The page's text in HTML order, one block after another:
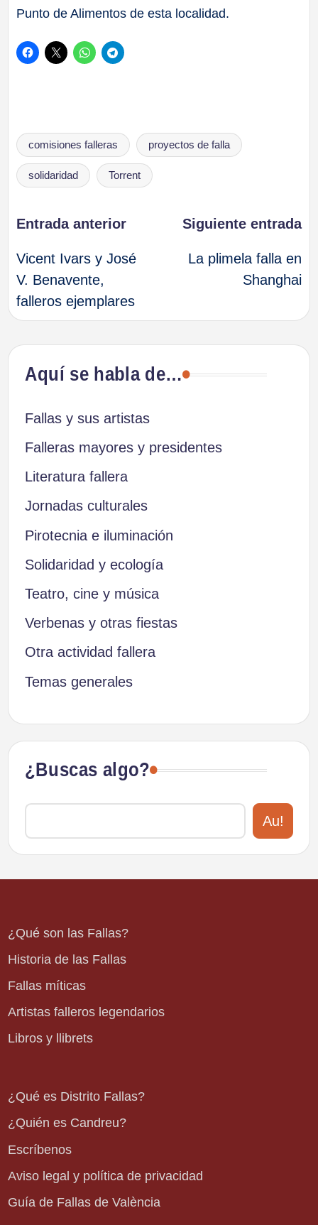
Punto de Alimentos de esta localidad.
Etiquetas:
comisiones falleras proyectos de falla
solidaridad Torrent
Navegación
de
entradas
Entrada anterior
Vicent Ivars y José
V. Benavente,
falleros ejemplares
Siguiente entrada
La plimela falla en
Shanghai
Aquí se habla de…
Fallas y sus artistas
Falleras mayores y presidentes
Literatura fallera
Jornadas culturales
Pirotecnia e iluminación
Solidaridad y ecología
Teatro, cine y música
Verbenas y otras fiestas
Otra actividad fallera
Temas generales
¿Buscas algo?
Au!
¿Qué son las Fallas?
Historia de las Fallas
Fallas míticas
Artistas falleros legendarios
Libros y llibrets
¿Qué es Distrito Fallas?
¿Quién es Candreu?
Escríbenos
Aviso legal y política de privacidad
Guía de Fallas de València